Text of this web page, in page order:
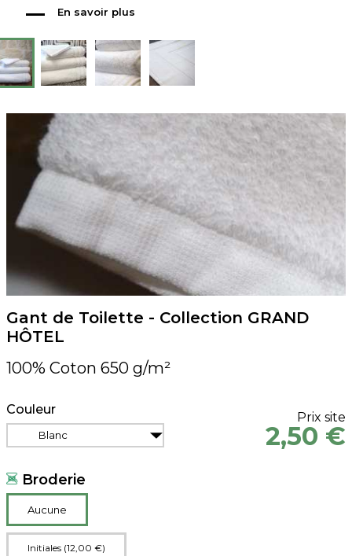
En savoir plus
Gant de Toilette - Collection GRAND
HÔTEL
100% Coton 650 g/m²
Couleur
Blanc
Broderie
Aucune
Initiales (12,00 €)
Prix site
2,50 €